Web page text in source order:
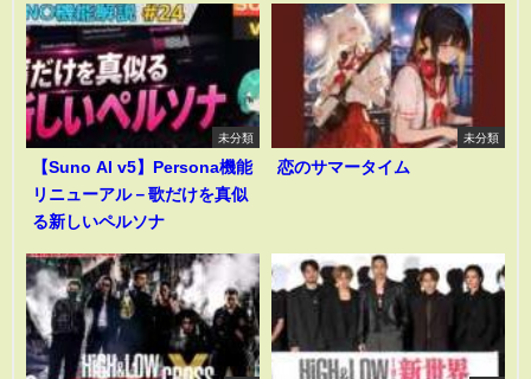
未分類
【Suno AI v5】Persona機能
リニューアル－歌だけを真似
る新しいペルソナ
未分類
恋のサマータイム